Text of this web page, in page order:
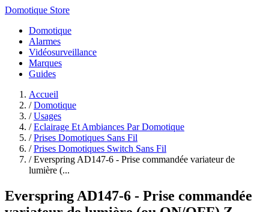
Domotique Store
Domotique
Alarmes
Vidéosurveillance
Marques
Guides
Accueil
/ Domotique
/ Usages
/ Eclairage Et Ambiances Par Domotique
/ Prises Domotiques Sans Fil
/ Prises Domotiques Switch Sans Fil
/ Everspring AD147-6 - Prise commandée variateur de
lumière (...
Everspring AD147-6 - Prise commandée